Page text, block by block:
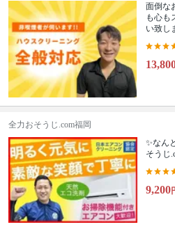
面倒な
も心も
い致し
全力おそうじ.com福岡
✨なん
そうじ
9,200